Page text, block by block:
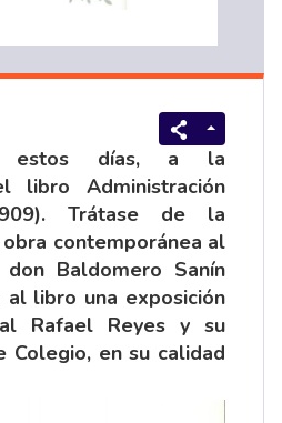
estos días, a la
libro Administración
Trátase de la
contemporánea al
don Baldomero Sanín
al libro una exposición
Rafael Reyes y su
Colegio, en su calidad